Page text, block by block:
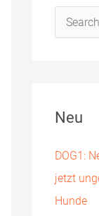
e
n
a
c
Neu
DOG1:
jetzt
Hunde